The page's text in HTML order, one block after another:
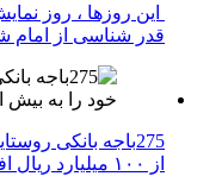
این روزها ، روز
قدر شناسی از امام
275باجه بانکی
از ۱۰۰ میلیارد ریال افزایش دادند